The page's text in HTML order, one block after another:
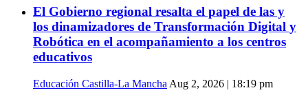
El Gobierno regional resalta el papel de las y
los dinamizadores de Transformación Digital y
Robótica en el acompañamiento a los centros
educativos
Educación Castilla-La Mancha Aug 2, 2026 | 18:19 pm